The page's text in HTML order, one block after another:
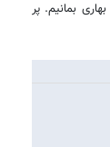
بمانیم. پر